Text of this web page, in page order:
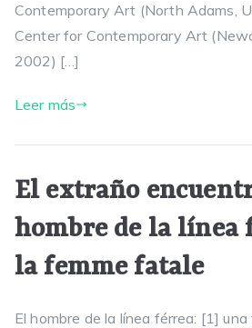
Contemporary Art (North Adams,
Center for Contemporary Art
2002) […]
Leer más
El extraño
hombre de la línea
la femme fatale
El hombre de la línea férrea: [1]